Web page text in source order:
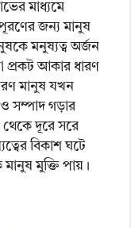
মাধ্যমে
পূরণের জন্য মানুষ
মনুষ্যত্ব অর্জন
প্রকট আকার ধারণ
মানুষ যখন
সম্পাদ গড়ার
দূরে সরে
বিকাশ ঘটে
মানুষ মুক্তি পায়।